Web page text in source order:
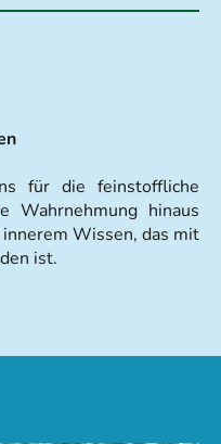
für die feinstoffliche
Wahrnehmung hinaus
Wissen, das mit
ist.